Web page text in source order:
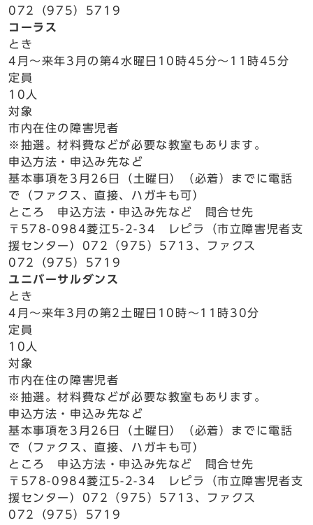
072（975）5719
コーラス
とき
4月～来年3月の第4水曜日10時45分～11時45分
定員
10人
対象
市内在住の障害児者
※抽選。材料費などが必要な教室もあります。
申込方法・申込み先など
基本事項を3月26日（土曜日）（必着）までに電話
で（ファクス、直接、ハガキも可）
ところ 申込方法・申込み先など 問合せ先
〒578-0984菱江5-2-34 レピラ（市立障害児者支
援センター）072（975）5713、ファクス
072（975）5719
ユニバーサルダンス
とき
4月～来年3月の第2土曜日10時～11時30分
定員
10人
対象
市内在住の障害児者
※抽選。材料費などが必要な教室もあります。
申込方法・申込み先など
基本事項を3月26日（土曜日）（必着）までに電話
で（ファクス、直接、ハガキも可）
ところ 申込方法・申込み先など 問合せ先
〒578-0984菱江5-2-34 レピラ（市立障害児者支
援センター）072（975）5713、ファクス
072（975）5719